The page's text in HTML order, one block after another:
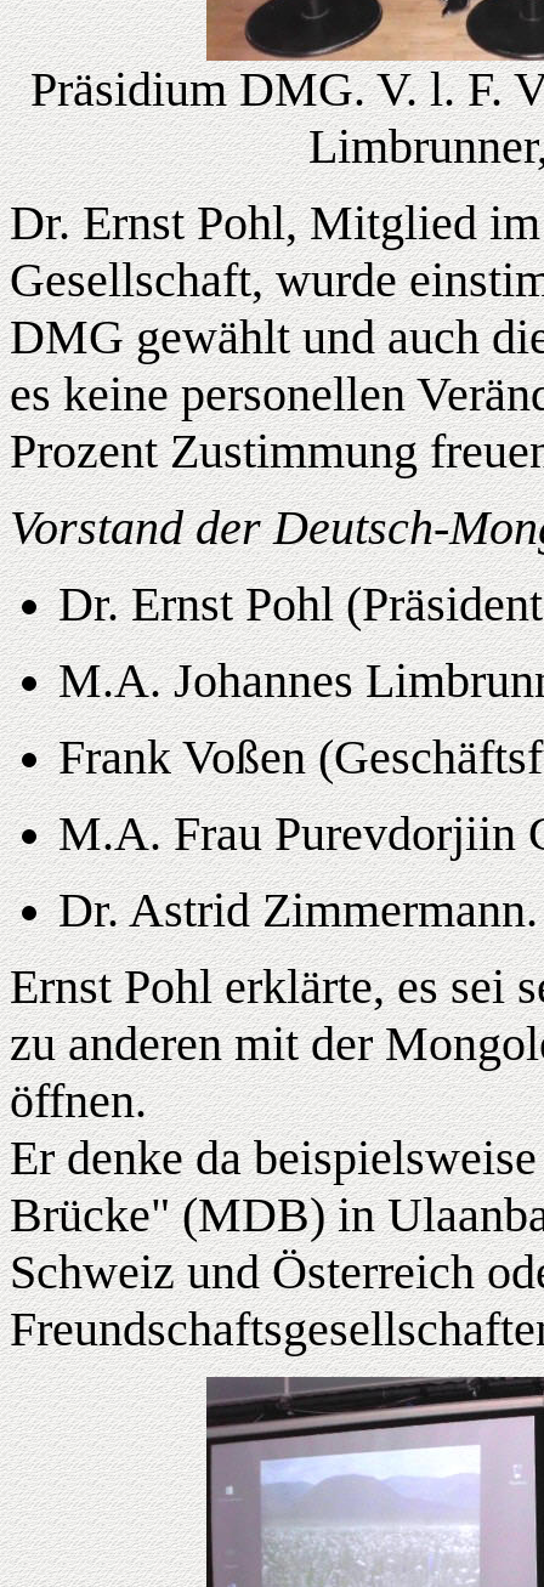
Präsidium DMG. V. l. F.
Dr. Ernst Pohl, Mitglied
Gesellschaft, wurde
DMG gewählt und auch
es keine personellen
Prozent Zustimmung
Vorstand der Deutsch-
Dr. Ernst Pohl
M.A. Johannes
Frank Voßen
M.A. Frau Purevdorjiin
Dr. Astrid Zimmermann.
Ernst Pohl erklärte, es sei
zu anderen mit der
öffnen.
Er denke da
Brücke" (MDB) in
Schweiz und Österreich